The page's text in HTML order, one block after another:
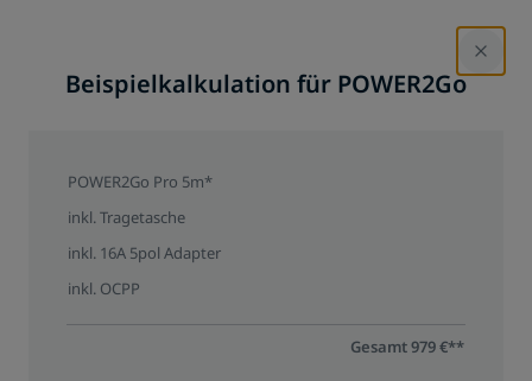
Beispielkalkulation für POWER2Go
POWER2Go Pro 5m*
inkl. Tragetasche
inkl. 16A 5pol Adapter
inkl. OCPP
Gesamt 979 €**